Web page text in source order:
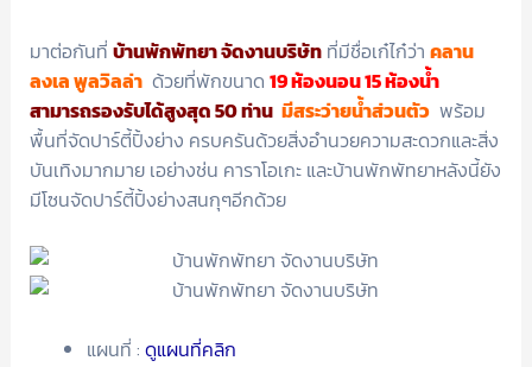
มาต่อกันที่ บ้านพักพัทยา จัดงานบริษัทที่มีชื่อเก๋ไก๋ว่า คลาน
ลงเล พูลวิลล่าด้วยที่พักขนาด 19 ห้องนอน 15 ห้องน้ำ
สามารถรองรับได้สูงสุด 50 ท่าน มีสระว่ายน้ำส่วนตัวพร้อม
พื้นที่จัดปาร์ตี้ปิ้งย่าง ครบครันด้วยสิ่งอำนวยความสะดวกและสิ่ง
บันเทิงมากมาย เอย่างช่น คาราโอเกะ และบ้านพักพัทยาหลังนี้ยัง
มีโซนจัดปาร์ตี้ปิ้งย่างสนกุๆอีกด้วย
แผนที่ : ดูแผนที่คลิก